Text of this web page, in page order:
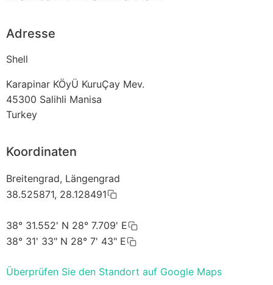
Adresse
Shell
Karapinar KÖyÜ KuruÇay Mev.
45300 Salihli Manisa
Turkey
Koordinaten
Breitengrad, Längengrad
38.525871, 28.128491
38° 31.552' N 28° 7.709' E
38° 31' 33" N 28° 7' 43" E
Überprüfen Sie den Standort auf Google Maps